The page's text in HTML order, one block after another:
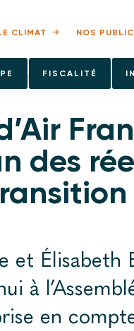
CLIMAT NOS
FISCALITÉ
des
et Élisabeth
à
en